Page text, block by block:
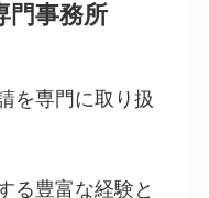
門事務所
を専門に取り扱
る豊富な経験と